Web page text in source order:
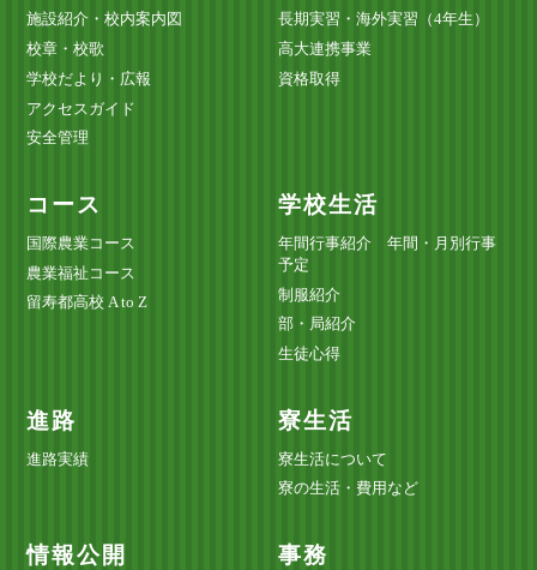
施設紹介・校内案内図
校章・校歌
学校だより・広報
アクセスガイド
安全管理
長期実習・海外実習（4年生）
高大連携事業
資格取得
コース
国際農業コース
農業福祉コース
留寿都高校 A to Z
学校生活
年間行事紹介 年間・月別行事
予定
制服紹介
部・局紹介
生徒心得
進路
進路実績
寮生活
寮生活について
寮の生活・費用など
情報公開 事務